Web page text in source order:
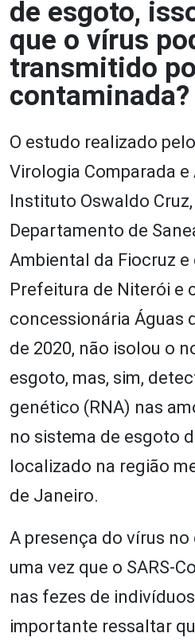
de esgoto,
que o vírus
transmitido
contaminada?
O estudo realizado
Virologia Comparada
Instituto Oswaldo
Departamento de
Ambiental da Fiocruz
Prefeitura de Niterói e
concessionária Águas
de 2020, não isolou o
esgoto, mas, sim,
genético (RNA) nas
no sistema de esgoto
localizado na região
de Janeiro.
A presença do vírus
uma vez que o SARS-
nas fezes de
importante ressaltar